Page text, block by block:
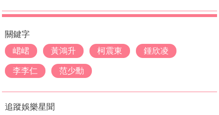
關鍵字
峮峮
黃鴻升 柯震東 鍾欣凌
李李仁 范少勳
追蹤娛樂星聞